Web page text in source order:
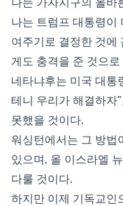
나는 트럼프 대통령이
여주기로 결정한 것에
게도 충격을 준 것으
네타냐후는 미국 대통
테니 우리가 해결하자
못했을 것이다.
워싱턴에서는 그 방법
있으며, 올 이스라엘
다룰 것이다.
하지만 이제 기독교인